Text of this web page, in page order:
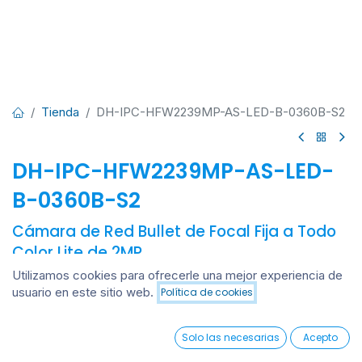
Añadir al carrito
0
Wishlist Account
Tienda DH-IPC-HFW2239MP-AS-LED-B-0360B-S2
DH-IPC-HFW2239MP-AS-LED-
B-0360B-S2
Cámara de Red Bullet de Focal Fija a Todo
Color Lite de 2MP
Sensor de imagen CMOS de 2MP, 1/2.8", baja iluminancia,
alta definición de imagen.
Códec H.265, alta tasa de compresión, tasa de bits ultra
Utilizamos cookies para ofrecerle una mejor experiencia de
usuario en este sitio web. Política de cookies
Solo las necesarias Acepto